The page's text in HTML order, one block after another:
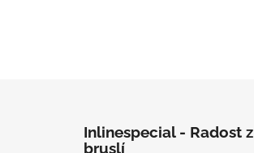
Inlinespecial - Radost z
bruslí